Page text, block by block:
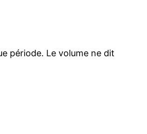
période. Le volume ne dit